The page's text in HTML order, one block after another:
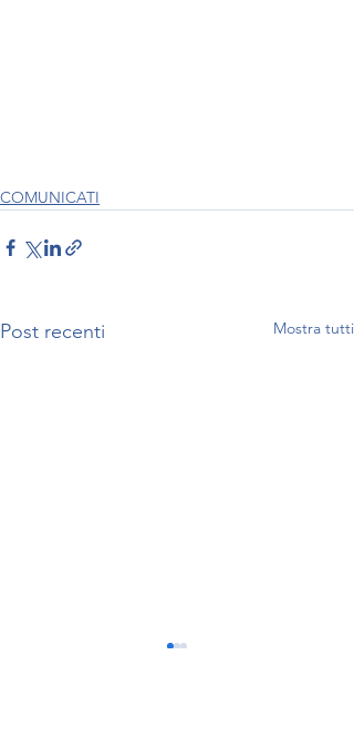
COMUNICATI
Post recenti Mostra tutti